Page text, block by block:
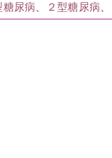
糖尿病 ２型糖尿病